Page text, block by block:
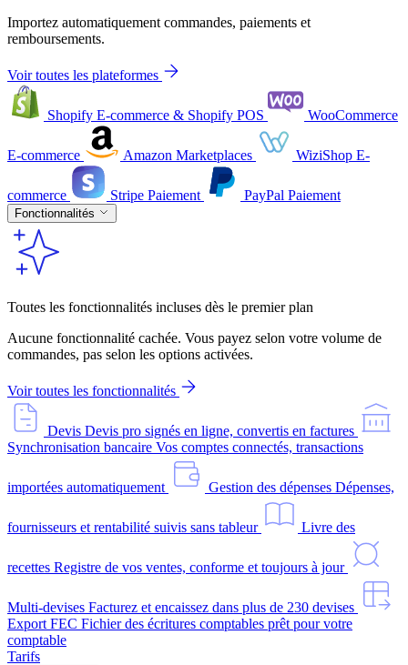
Importez automatiquement commandes, paiements et
remboursements.
Voir toutes les plateformes
Shopify E-commerce & Shopify POS WooCommerce
E-commerce Amazon Marketplaces WiziShop E-
commerce Stripe Paiement PayPal Paiement
Fonctionnalités
Toutes les fonctionnalités incluses dès le premier plan
Aucune fonctionnalité cachée. Vous payez selon votre volume de
commandes, pas selon les options activées.
Voir toutes les fonctionnalités
Devis Devis pro signés en ligne, convertis en factures
Synchronisation bancaire Vos comptes connectés, transactions
importées automatiquement Gestion des dépenses Dépenses,
fournisseurs et rentabilité suivis sans tableur Livre des
recettes Registre de vos ventes, conforme et toujours à jour
Multi-devises Facturez et encaissez dans plus de 230 devises
Export FEC Fichier des écritures comptables prêt pour votre
comptable
Tarifs